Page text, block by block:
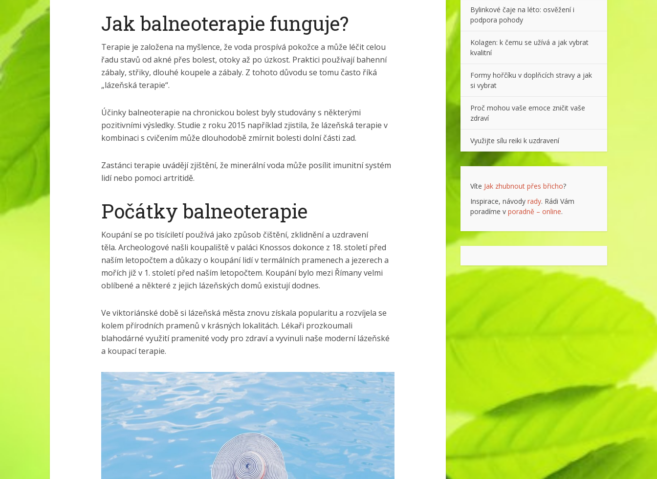
Jak balneoterapie funguje?
Terapie je založena na myšlence, že voda prospívá pokožce a může léčit celou
řadu stavů od akné přes bolest, otoky až po úzkost. Praktici používají bahenní
zábaly, střiky, dlouhé koupele a zábaly. Z tohoto důvodu se tomu často říká
„lázeňská terapie“.
Účinky balneoterapie na chronickou bolest byly studovány s některými
pozitivními výsledky. Studie z roku 2015 například zjistila, že lázeňská terapie v
kombinaci s cvičením může dlouhodobě zmírnit bolesti dolní části zad.
Zastánci terapie uvádějí zjištění, že minerální voda může posílit imunitní systém
lidí nebo pomoci artritidě.
Počátky balneoterapie
Koupání se po tisíciletí používá jako způsob čištění, zklidnění a uzdravení
těla. Archeologové našli koupaliště v paláci Knossos dokonce z 18. století před
naším letopočtem a důkazy o koupání lidí v termálních pramenech a jezerech a
mořích již v 1. století před naším letopočtem. Koupání bylo mezi Římany velmi
oblíbené a některé z jejich lázeňských domů existují dodnes.
Ve viktoriánské době si lázeňská města znovu získala popularitu a rozvíjela se
kolem přírodních pramenů v krásných lokalitách. Lékaři prozkoumali
blahodárné využití pramenité vody pro zdraví a vyvinuli naše moderní lázeňské
a koupací terapie.
Bylinkové čaje na léto: osvěžení i
podpora pohody
Kolagen: k čemu se užívá a jak vybrat
kvalitní
Formy hořčíku v doplňcích stravy a jak
si vybrat
Proč mohou vaše emoce zničit vaše
zdraví
Využijte sílu reiki k uzdravení
Víte Jak zhubnout přes břicho?
Inspirace, návody rady. Rádi Vám
poradíme v poradně – online.